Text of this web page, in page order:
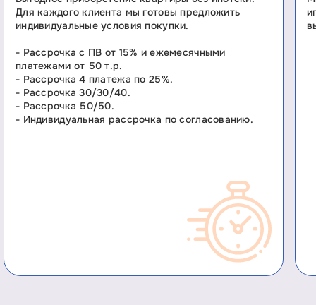
Для каждого клиента мы готовы предложить
индивидуальные условия покупки.
- Рассрочка с ПВ от 15% и ежемесячными
платежами от 50 т.р.
- Рассрочка 4 платежа по 25%.
- Рассрочка 30/30/40.
- Рассрочка 50/50.
- Индивидуальная рассрочка по согласованию.